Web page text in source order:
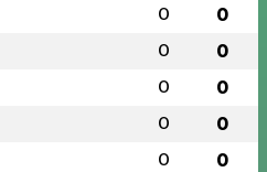
0 0
0 0
0 0
0 0
0 0